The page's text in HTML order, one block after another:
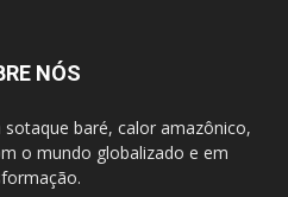
NÓS
baré, calor amazônico,
o mundo globalizado e em